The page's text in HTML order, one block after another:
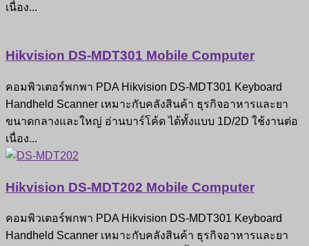
เนื่อง...
Hikvision DS-MDT301 Mobile Computer
คอมพิวเตอร์พกพา PDA Hikvision DS-MDT301 Keyboard
Handheld Scanner เหมาะกับคลังสินค้า ธุรกิจอาหารและยา
ขนาดกลางและใหญ่ อ่านบาร์โค้ด ได้ทั้งแบบ 1D/2D ใช้งานต่อ
เนื่อง...
Hikvision DS-MDT202 Mobile Computer
คอมพิวเตอร์พกพา PDA Hikvision DS-MDT301 Keyboard
Handheld Scanner เหมาะกับคลังสินค้า ธุรกิจอาหารและยา